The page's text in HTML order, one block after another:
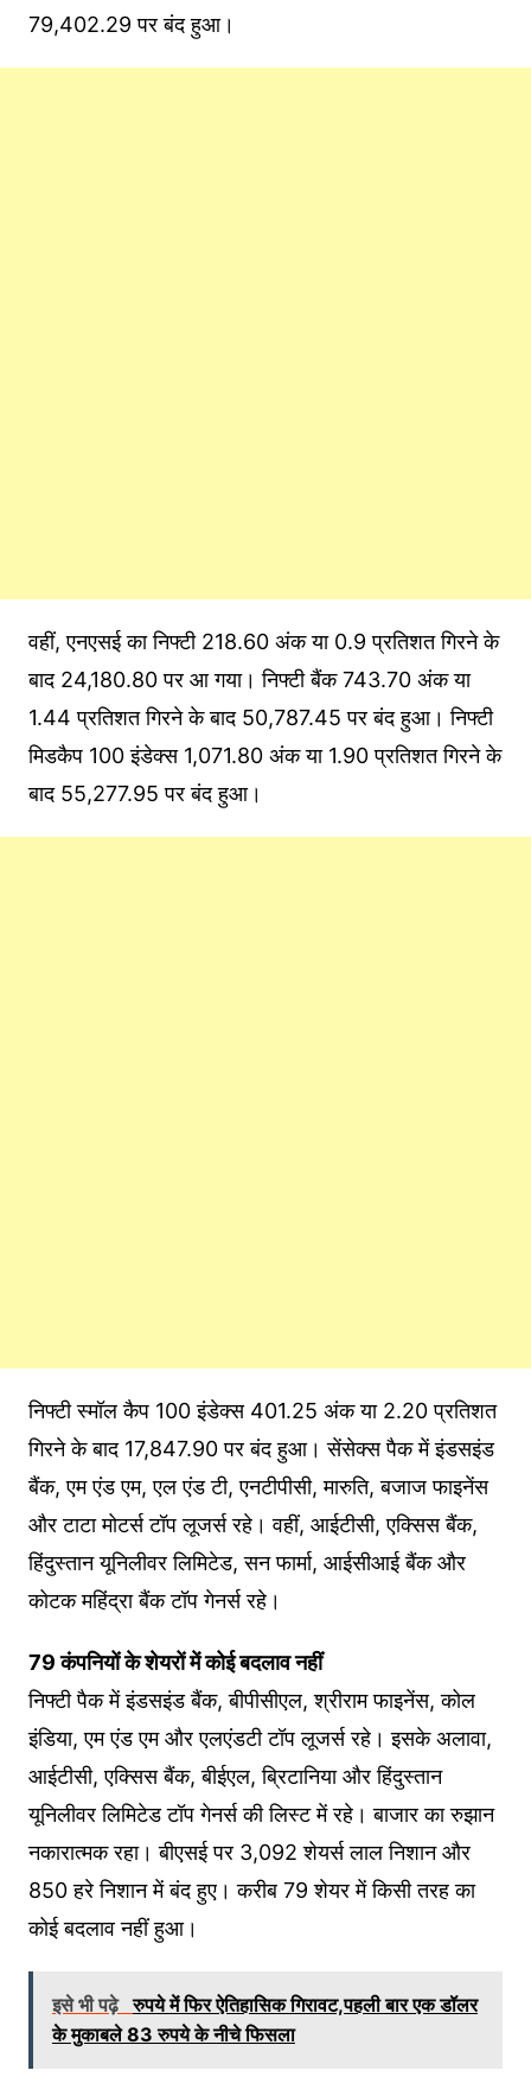
79,402.29 पर बंद हुआ।
वहीं, एनएसई का निफ्टी 218.60 अंक या 0.9 प्रतिशत गिरने के
बाद 24,180.80 पर आ गया। निफ्टी बैंक 743.70 अंक या
1.44 प्रतिशत गिरने के बाद 50,787.45 पर बंद हुआ। निफ्टी
मिडकैप 100 इंडेक्स 1,071.80 अंक या 1.90 प्रतिशत गिरने के
बाद 55,277.95 पर बंद हुआ।
निफ्टी स्मॉल कैप 100 इंडेक्स 401.25 अंक या 2.20 प्रतिशत
गिरने के बाद 17,847.90 पर बंद हुआ। सेंसेक्स पैक में इंडसइंड
बैंक, एम एंड एम, एल एंड टी, एनटीपीसी, मारुति, बजाज फाइनेंस
और टाटा मोटर्स टॉप लूजर्स रहे। वहीं, आईटीसी, एक्सिस बैंक,
हिंदुस्तान यूनिलीवर लिमिटेड, सन फार्मा, आईसीआई बैंक और
कोटक महिंद्रा बैंक टॉप गेनर्स रहे।
79 कंपनियों के शेयरों में कोई बदलाव नहीं
निफ्टी पैक में इंडसइंड बैंक, बीपीसीएल, श्रीराम फाइनेंस, कोल
इंडिया, एम एंड एम और एलएंडटी टॉप लूजर्स रहे। इसके अलावा,
आईटीसी, एक्सिस बैंक, बीईएल, ब्रिटानिया और हिंदुस्तान
यूनिलीवर लिमिटेड टॉप गेनर्स की लिस्ट में रहे। बाजार का रुझान
नकारात्मक रहा। बीएसई पर 3,092 शेयर्स लाल निशान और
850 हरे निशान में बंद हुए। करीब 79 शेयर में किसी तरह का
कोई बदलाव नहीं हुआ।
इसे भी पढ़े रुपये में फिर ऐतिहासिक गिरावट,पहली बार एक डॉलर
के मुकाबले 83 रुपये के नीचे फिसला